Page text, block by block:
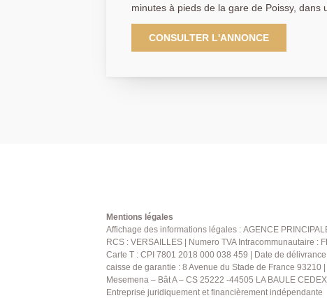
minutes à pieds de la gare de Poissy, dans
standing, L'agence Principale vous propose
38m2 vendu loué comprenant une entrée,
ouverte et une chambre avec une salle de bains et
CONSULTER L'ANNONCE
Mentions légales
Affichage des informations légales : AGENCE
RCS : VERSAILLES | Numero TVA Intracommunautaire :
Carte T : CPI 7801 2018 000 038 459 | Date de
caisse de garantie : 8 Avenue du Stade de France 93210
Mesemena – Bât A – CS 25222 -44505 LA BAULE
Entreprise juridiquement et financièrement indépendante